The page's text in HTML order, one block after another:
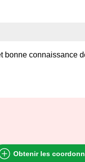
bonne connaissance
Obtenir les